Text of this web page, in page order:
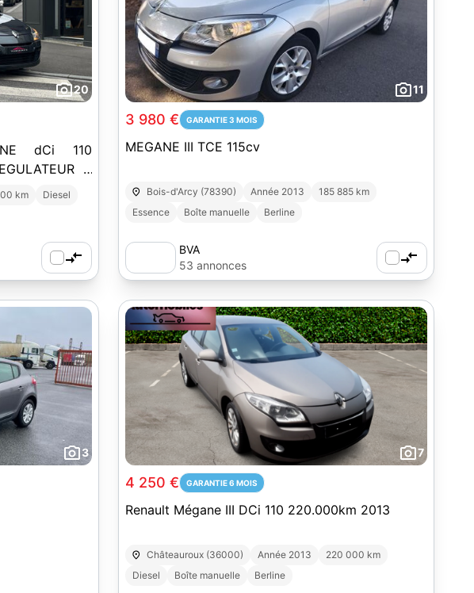
20
dCi 110
/
km
Diesel
11
3 980 € GARANTIE 3 MOIS
MEGANE III TCE 115cv
Bois-d'Arcy (78390) Année 2013
185 885 km
Essence
Boîte manuelle Berline
BVA
53 annonces
3 7
4 250 € GARANTIE 6 MOIS
Renault Mégane III DCi 110 220.000km 2013
Châteauroux (36000) Année 2013
220 000 km
Diesel
Boîte manuelle Berline